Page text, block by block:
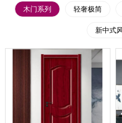
木门系列 轻奢极简
新中式